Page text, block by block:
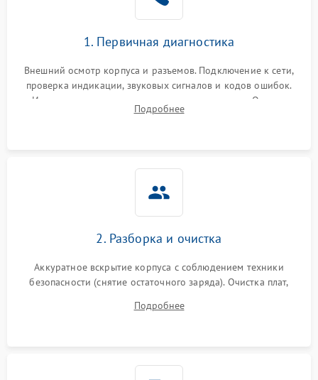
1. Первичная диагностика
Внешний осмотр корпуса и разъемов. Подключение к сети,
проверка индикации, звуковых сигналов и кодов ошибок.
Измерение входного и выходного напряжения. Оценка
реакции ИБП на отключение основного питания без
Подробнее
2. Разборка и очистка
Аккуратное вскрытие корпуса с соблюдением техники
безопасности (снятие остаточного заряда). Очистка плат,
и кистей для предотвращения перегрева и замыканий.
Подробнее